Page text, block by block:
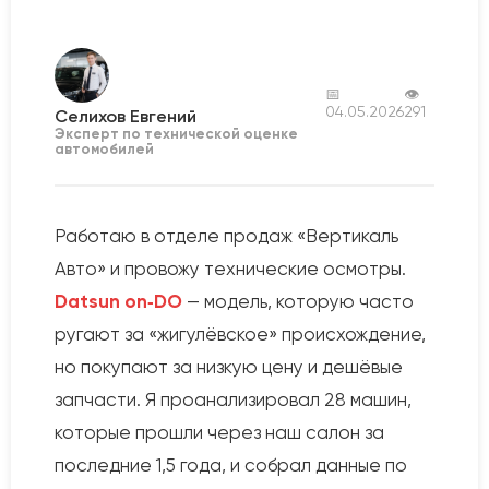
Селихов Евгений
Эксперт по технической оценке
автомобилей
📅
04.05.2026
👁
291
Работаю в отделе продаж «Вертикаль
Авто» и провожу технические осмотры.
Datsun on‑DO — модель, которую часто
ругают за «жигулёвское» происхождение,
но покупают за низкую цену и дешёвые
запчасти. Я проанализировал 28 машин,
которые прошли через наш салон за
последние 1,5 года, и собрал данные по